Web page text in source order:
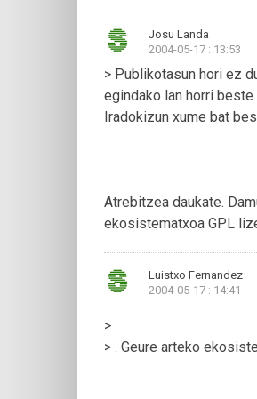
Josu Landa
2004-05-17 : 13:53
> Publikotasun hori ez
egindako lan horri
Iradokizun xume bat
Atrebitzea daukate.
ekosistematxoa GPL
Luistxo Fernandez
2004-05-17 : 14:41
>
> . Geure arteko